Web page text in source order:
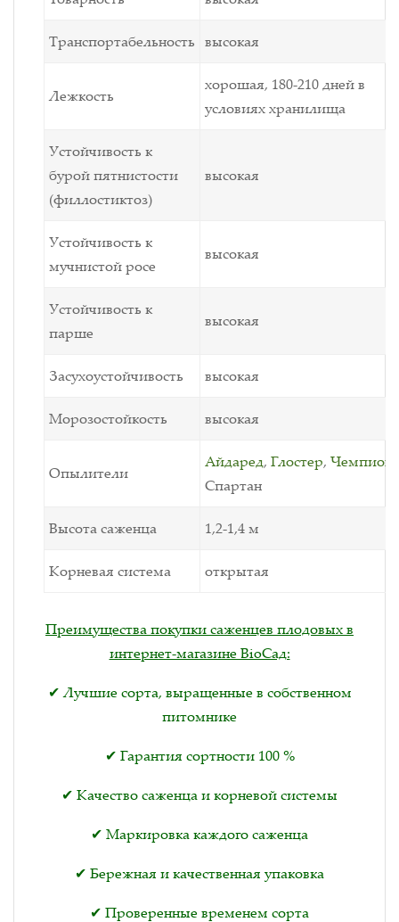
Транспортабельность высокая
Лежкость
хорошая, 180-210 дней в
условиях хранилища
Устойчивость к
бурой пятнистости
(филлостиктоз)
высокая
Устойчивость к
мучнистой росе
высокая
Устойчивость к
парше
высокая
Засухоустойчивость высокая
Морозостойкость высокая
Опылители
Айдаред, Глостер, Чемпион
Спартан
Высота саженца 1,2-1,4 м
Корневая система открытая
Преимущества покупки саженцев плодовых в
интернет-магазине BioСад:
✔ Лучшие сорта, выращенные в собственном
питомнике
✔ Гарантия сортности 100 %
✔ Качество саженца и корневой системы
✔ Маркировка каждого саженца
✔ Бережная и качественная упаковка
✔ Проверенные временем сорта